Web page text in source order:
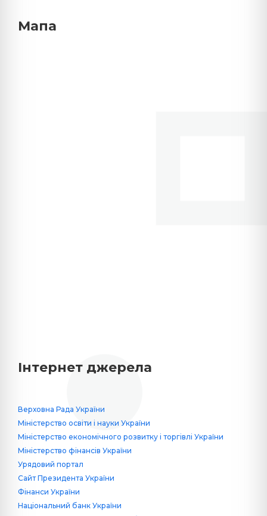
Мапа
Інтернет джерела
Верховна Рада України
Міністерство освіти і науки України
Міністерство економічного розвитку і торгівлі України
Міністерство фінансів України
Урядовий портал
Сайт Президента України
Фінанси України
Національний банк України